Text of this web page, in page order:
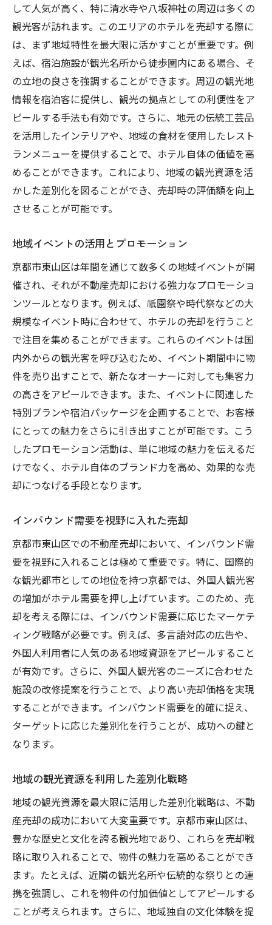
して人気が高く、特に清水寺や八坂神社の周辺は多くの
観光客が訪れます。このエリアのホテルを売却する際に
は、まず地域特性を最大限に活かすことが重要です。例
えば、宿泊施設が観光名所から徒歩圏内にある場合、そ
の立地の良さを強調することができます。周辺の観光地
情報を宿泊客に提供し、観光の拠点としての利便性をア
ピールする手法も有効です。さらに、地元の伝統工芸品
を活用したインテリアや、地域の食材を使用したレスト
ランメニューを提供することで、ホテル自体の価値を高
めることができます。これにより、地域の観光資源を活
かした差別化を図ることができ、売却時の評価額を向上
させることが可能です。
地域イベントの活用とプロモーション
京都市東山区は年間を通じて数多くの地域イベントが開
催され、それが不動産売却における強力なプロモーショ
ンツールとなります。例えば、祇園祭や時代祭などの大
規模なイベント時に合わせて、ホテルの売却を行うこと
で注目を集めることができます。これらのイベントは国
内外からの観光客を呼び込むため、イベント期間中に物
件を売り出すことで、新たなオーナーに対しても集客力
の高さをアピールできます。また、イベントに関連した
特別プランや宿泊パッケージを企画することで、お客様
にとっての魅力をさらに引き出すことが可能です。こう
したプロモーション活動は、単に地域の魅力を伝えるだ
けでなく、ホテル自体のブランド力を高め、効果的な売
却につなげる手段となります。
インバウンド需要を視野に入れた売却
京都市東山区での不動産売却において、インバウンド需
要を視野に入れることは極めて重要です。特に、国際的
な観光都市としての地位を持つ京都では、外国人観光客
の増加がホテル需要を押し上げています。このため、売
却を考える際には、インバウンド需要に応じたマーケテ
ィング戦略が必要です。例えば、多言語対応の広告や、
外国人利用者に人気のある地域資源をアピールすること
が有効です。さらに、外国人観光客のニーズに合わせた
施設の改修提案を行うことで、より高い売却価格を実現
することができます。インバウンド需要を的確に捉え、
ターゲットに応じた差別化を行うことが、成功への鍵と
なります。
地域の観光資源を利用した差別化戦略
地域の観光資源を最大限に活用した差別化戦略は、不動
産売却の成功において大変重要です。京都市東山区は、
豊かな歴史と文化を誇る観光地であり、これらを売却戦
略に取り入れることで、物件の魅力を高めることができ
ます。たとえば、近隣の観光名所や伝統的な祭りとの連
携を強調し、これを物件の付加価値としてアピールする
ことが考えられます。さらに、地域独自の文化体験を提